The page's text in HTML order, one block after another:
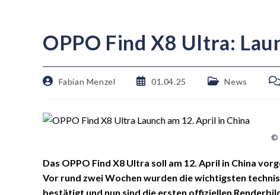
OPPO Find X8 Ultra:
Fabian Menzel 01.04.25 News
©
Das OPPO Find X8 Ultra soll am 12. April in China
Vor rund zwei Wochen wurden die wichtigsten
bestätigt und nun sind die ersten offiziellen